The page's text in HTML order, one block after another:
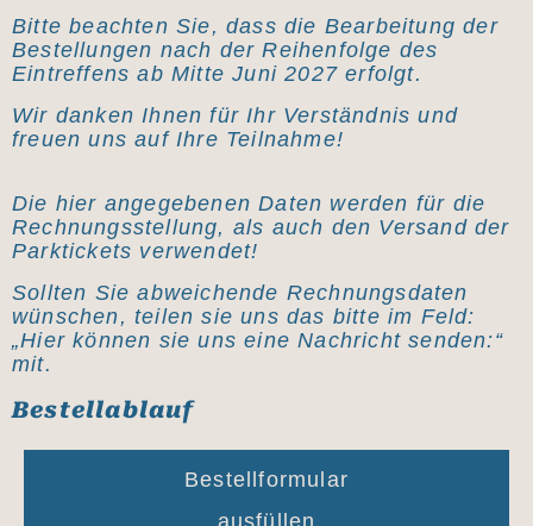
Bitte beachten Sie, dass die Bearbeitung der
Bestellungen nach der Reihenfolge des
Eintreffens ab Mitte Juni 2027 erfolgt.
Wir danken Ihnen für Ihr Verständnis und
freuen uns auf Ihre Teilnahme!
Die hier angegebenen Daten werden für die
Rechnungsstellung, als auch den Versand der
Parktickets verwendet!
Sollten Sie abweichende Rechnungsdaten
wünschen, teilen sie uns das bitte im Feld:
„Hier können sie uns eine Nachricht senden:“
mit.
Bestellablauf
Bestellformular
ausfüllen